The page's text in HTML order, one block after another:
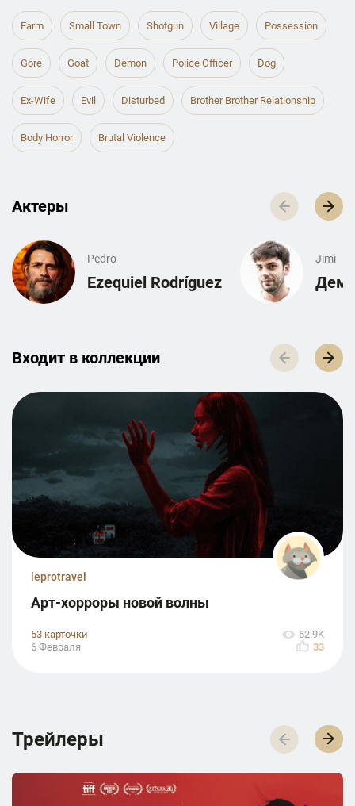
Farm Small Town Shotgun Village Possession
Gore Goat Demon Police Officer Dog
Ex-Wife Evil Disturbed Brother Brother Relationship
Body Horror Brutal Violence
Актеры
Pedro
Ezequiel Rodríguez
Jimi
Входит в к­о­л­л­е­к­ц­и­и
leprotravel
Арт-хорроры новой волны
53 карточки
62.9K
6 Февраля
33
Трейлеры